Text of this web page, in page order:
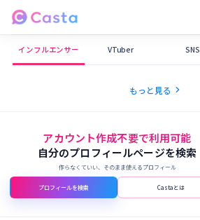
Castaメディア
インフルエンサー VTuber SNS
もっと見る chevron_right
アカウント作成不要で利用可能
自分のプロフィールページを検索
作らなくていい、そのまま使えるプロフィール
プロフィールを検索 Castaとは